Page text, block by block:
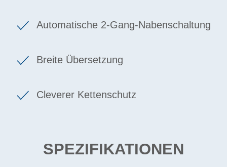
Automatische 2-Gang-Nabenschaltung
Breite Übersetzung
Cleverer Kettenschutz
SPEZIFIKATIONEN